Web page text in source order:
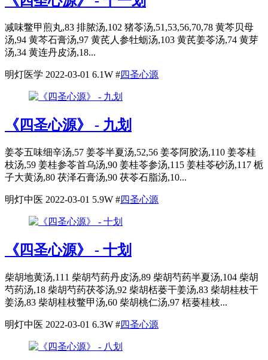
减味鳖甲煎丸,83 排脓汤,102 猪苓汤,51,53,56,70,78 黄芩贝母
汤,94 黄芩石膏汤,97 黄芪人参牡蛎汤,103 黄芪姜苓汤,74 黄芽
汤,34 黄连丹皮汤,18...
明灯医学 2022-03-01 6.1W #四圣心源
《四圣心源》 - 九划
姜苓五味细辛汤,57 姜苓半夏汤,52,56 姜苓阿胶汤,110 姜苓桂
枝汤,59 姜桂参苓首乌汤,90 姜桂苓参汤,115 姜桂苓砂汤,117 栀
子大黄汤,80 茯泽石膏汤,90 茯苓石脂汤,10...
明灯中医 2022-03-01 5.9W #四圣心源
《四圣心源》 - 十划
柴胡地黄汤,111 柴胡芍药丹皮汤,89 柴胡芍药半夏汤,104 柴胡
芍药汤,18 柴胡芍药茯苓汤,92 柴胡栝蒌干姜汤,83 柴胡桂枝干
姜汤,83 柴胡桂枝鳖甲汤,60 柴胡桃仁汤,97 栝蒌桂枝...
明灯中医 2022-03-01 6.3W #四圣心源